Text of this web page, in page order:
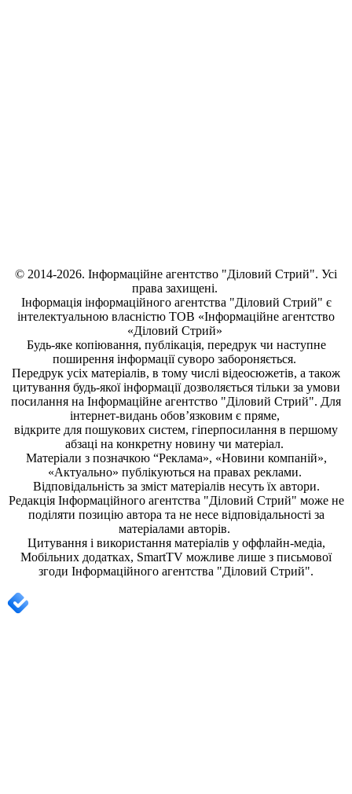
© 2014-2026. Інформаційне агентство "Діловий Стрий". Усі
права захищені.
Інформація інформаційного агентства "Діловий Стрий" є
інтелектуальною власністю ТОВ «Інформаційне агентство
«Діловий Стрий»
Будь-яке копiювання, публiкацiя, передрук чи наступне
поширення iнформацiї суворо забороняється.
Передрук усіх матеріалів, в тому числі відеосюжетів, а також
цитування будь-якої інформації дозволяється тільки за умови
посилання на Інформаційне агентство "Діловий Стрий". Для
інтернет-видань обов’язковим є пряме,
відкрите для пошукових систем, гіперпосилання в першому
абзаці на конкретну новину чи матеріал.
Матеріали з позначкою “Реклама», «Новини компаній»,
«Актуально» публікуються на правах реклами.
Відповідальність за зміст матеріалів несуть їх автори.
Редакція Інформаційного агентства "Діловий Стрий" може не
поділяти позицію автора та не несе відповідальності за
матеріалами авторів.
Цитування і використання матеріалів у оффлайн-медіа,
Мобільних додатках, SmartTV можливе лише з письмової
згоди Інформаційного агентства "Діловий Стрий".